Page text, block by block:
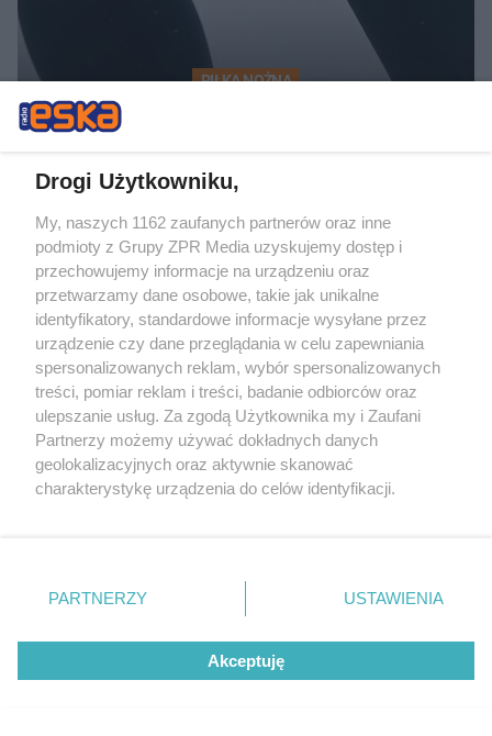
PIŁKA NOŻNA
Wisła Kraków wygrywa z
losy spotkania?
ROZRYWKA
Aryna Sabalenka kusi w skąpym
Drogi Użytkowniku,
My, naszych 1162 zaufanych partnerów oraz inne
podmioty z Grupy ZPR Media uzyskujemy dostęp i
przechowujemy informacje na urządzeniu oraz
przetwarzamy dane osobowe, takie jak unikalne
identyfikatory, standardowe informacje wysyłane przez
urządzenie czy dane przeglądania w celu zapewniania
spersonalizowanych reklam, wybór spersonalizowanych
treści, pomiar reklam i treści, badanie odbiorców oraz
ulepszanie usług. Za zgodą Użytkownika my i Zaufani
Partnerzy możemy używać dokładnych danych
geolokalizacyjnych oraz aktywnie skanować
charakterystykę urządzenia do celów identyfikacji.
zmienić/wycofać klikając przycisk ustawień prywatności
znajdujący się w lewym dolnym rogu strony
rodzaje przetwarzania danych nie wymagają zgody
użytkownika, ale masz prawo sprzeciwić się takiemu
przetwarzaniu. Preferencje będą miały zastosowanie tylko
PARTNERZY USTAWIENIA
Akceptuję